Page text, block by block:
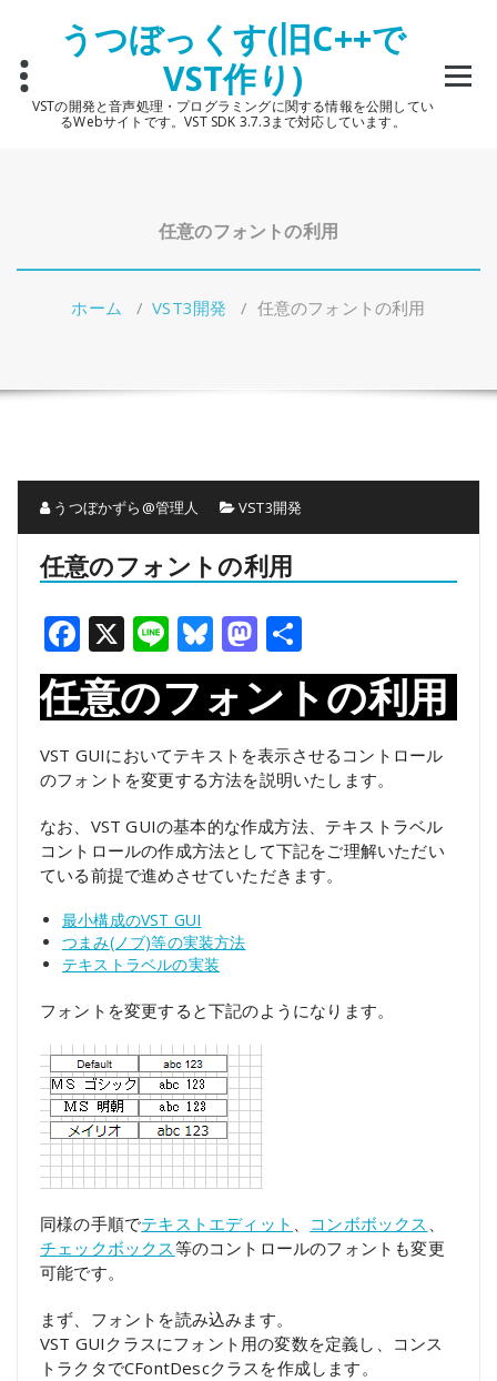
うつぼっくす(旧C++で
VST作り)
VSTの開発と音声処理・プログラミングに関する情報を公開してい
るWebサイトです。VST SDK 3.7.3まで対応しています。
任意のフォントの利用
ホーム /VST3開発 / 任意のフォントの利用
うつぼかずら@管理人 VST3開発
任意のフォントの利用
Facebook
X LineBluesky
Mastodon
有
任意のフォントの利用
VST GUIにおいてテキストを表示させるコントロール
のフォントを変更する方法を説明いたします。
なお、VST GUIの基本的な作成方法、テキストラベル
コントロールの作成方法として下記をご理解いただい
ている前提で進めさせていただきます。
最小構成のVST GUI
つまみ(ノブ)等の実装方法
テキストラベルの実装
フォントを変更すると下記のようになります。
同様の手順でテキストエディット 、 コンボボックス 、
チェックボックス等のコントロールのフォントも変更
可能です。
まず、フォントを読み込みます。
VST GUIクラスにフォント用の変数を定義し、コンス
トラクタでCFontDescクラスを作成します。